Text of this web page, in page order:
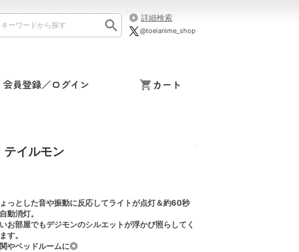
詳細検索
@toeianime_shop
会員登録／ログイン カート
テイルモン
っとした音や振動に反応してライトが点灯＆約60秒
動消灯。
お部屋でもデジモンのシルエットが浮かび照らしてく
す。
やベッドルームに◎